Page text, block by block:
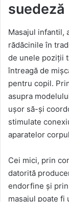
suedeză
Masajul infantil,
rădăcinile în
de unele poziții
întreagă de
pentru copil.
asupra
ușor să-și
stimulate
aparatelor
Cei mici, prin
datorită
endorfine și
masajul poate fi